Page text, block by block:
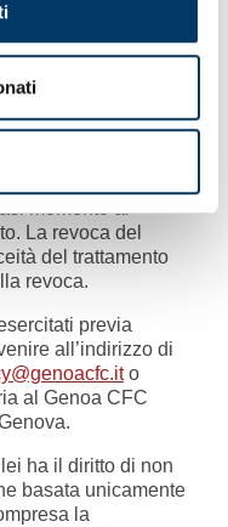
leggibile da
i dati
essi siano
personali che la
titolare del
momento ai
La revoca del
del trattamento
revoca.
previa
all’indirizzo di
o
al Genoa CFC
ha il diritto di non
basata unicamente
la